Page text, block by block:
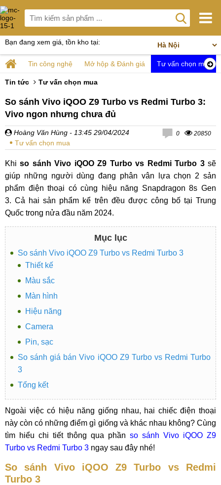
Bạn đang xem giá, tồn kho tại:
Tin công nghệ Mở hộp & Đánh giá Tư vấn chọn mua
Tin tức Tư vấn chọn mua
So sánh Vivo iQOO Z9 Turbo vs Redmi Turbo 3:
Vivo ngon nhưng chưa đủ
Hoàng Văn Hùng - 13:45 29/04/2024
Tư vấn chọn mua
0 20850
Khiso sánh Vivo iQOO Z9 Turbo vs Redmi Turbo 3sẽ
giúp những người dùng đang phân vân lựa chọn 2 sản
phẩm điện thoại có cùng hiệu năng Snapdragon 8s Gen
3. Cả hai sản phẩm kể trên đều được công bố tại Trung
Quốc trong nửa đầu năm 2024.
Mục lục
So sánh Vivo iQOO Z9 Turbo vs Redmi Turbo 3
Thiết kế
Màu sắc
Màn hình
Hiệu năng
Camera
Pin, sạc
So sánh giá bán Vivo iQOO Z9 Turbo vs Redmi Turbo
3
Tổng kết
Ngoài việc có hiệu năng giống nhau, hai chiếc điện thoại
này còn có những điểm gì giống và khác nhau không? Cùng
tìm hiểu chi tiết thông qua phần so sánh Vivo iQOO Z9
Turbo vs Redmi Turbo 3 ngay sau đây nhé!
So sánh Vivo iQOO Z9 Turbo vs Redmi
Turbo 3